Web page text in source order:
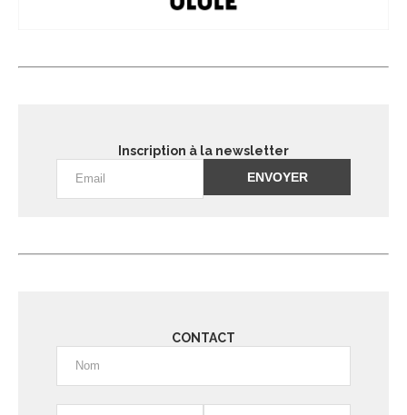
Inscription à la newsletter
CONTACT